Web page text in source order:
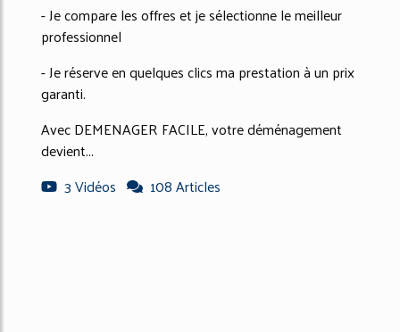
- Je compare les offres et je sélectionne le meilleur
professionnel
- Je réserve en quelques clics ma prestation à un prix
garanti.
Avec DEMENAGER FACILE, votre déménagement
devient...
3 Vidéos
108 Articles